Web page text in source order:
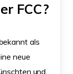
FCC?
als
neue
und